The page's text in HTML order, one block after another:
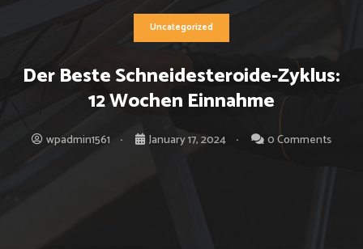
Uncategorized
Der Beste Schneidesteroide-Zyklus:
12 Wochen Einnahme
wpadmin1561 January 17, 2024 0 Comments